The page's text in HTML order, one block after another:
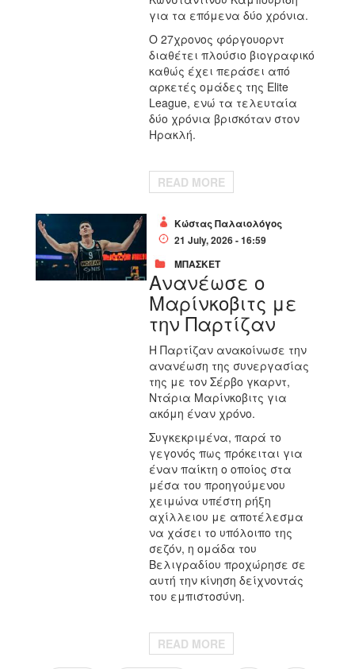
για τα επόμενα δύο χρόνια.
Ο 27χρονος φόργουορντ
διαθέτει πλούσιο βιογραφικό
καθώς έχει περάσει από
αρκετές ομάδες της Elite
League, ενώ τα τελευταία
δύο χρόνια βρισκόταν στον
Ηρακλή.
READ MORE
Κώστας Παλαιολόγος
21 July, 2026 - 16:59
ΜΠΑΣΚΕΤ
Ανανέωσε ο
Μαρίνκοβιτς με
την Παρτίζαν
Η Παρτίζαν ανακοίνωσε την
ανανέωση της συνεργασίας
της με τον Σέρβο γκαρντ,
Ντάρια Μαρίνκoβιτς για
ακόμη έναν χρόνο.
Συγκεκριμένα, παρά το
γεγονός πως πρόκειται για
έναν παίκτη ο οποίος στα
μέσα του προηγούμενου
χειμώνα υπέστη ρήξη
αχίλλειου με αποτέλεσμα
να χάσει το υπόλοιπο της
σεζόν, η ομάδα του
Βελιγραδίου προχώρησε σε
αυτή την κίνηση δείχνοντάς
του εμπιστοσύνη.
READ MORE